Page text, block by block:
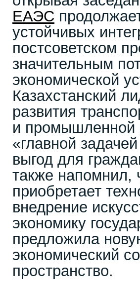
ЕАЭС
устойчивых
постсоветском
значительным
экономической
Казахстанский
развития
и промышленной
«главной
выгод для
также напомнил,
приобретает
внедрение
экономику
предложила
экономический
пространство.